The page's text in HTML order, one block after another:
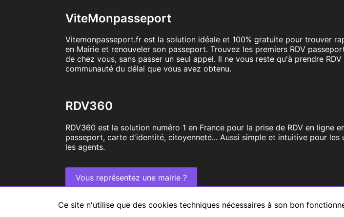
Ce site n'utilise que des cookies techniques nécessaires à son bon
ViteMonpasseport
Vitemonpasseport.fr est la solution idéale et 100% gratuite pour trouver
en Mairie et renouveler son passeport. Trouvez les premiers RDV
de chez vous, sans passer un seul appel. Il ne vous reste qu'à prendre
communauté du délai que vous avez obtenu.
RDV360
RDV360 est la solution numéro 1 en France pour la prise de RDV en ligne
passeport, carte d'identité, citoyenneté... Aussi simple et intuitive pour les
les agents.
Vous représentez une mairie ?
Tous droits réservés RDV360